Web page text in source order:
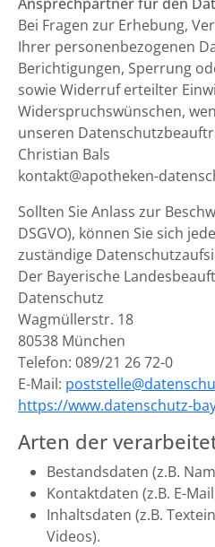
Bei Fragen zur Erhebung,
Ihrer personenbezogenen
Berichtigungen, Sperrung
sowie Widerruf erteilter
Widerspruchswünschen,
unseren
Christian Bals
kontakt@apotheken-
Sollten Sie Anlass zur
DSGVO), können Sie sich
zuständige
Der Bayerische
Datenschutz
Wagmüllerstr. 18
80538 München
Telefon: 089/21 26 72-0
E-Mail:
https://www.datenschutz-
Arten der
Bestandsdaten (z.B.
Kontaktdaten (z.B. E-
Inhaltsdaten (z.B.
Videos).